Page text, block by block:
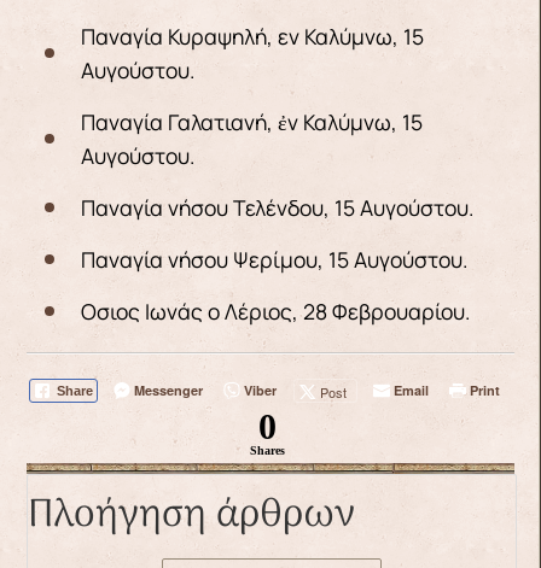
Παναγία Κυραψηλή, εν Καλύμνω, 15
Αυγούστου.
Παναγία Γαλατιανή, ἐν Καλύμνω, 15
Αυγούστου.
Παναγία νήσου Τελένδου, 15 Αυγούστου.
Παναγία νήσου Ψερίμου, 15 Αυγούστου.
Οσιος Ιωνάς ο Λέριος, 28 Φεβρουαρίου.
Share Messenger Viber Post Email Print
0
Shares
Πλοήγηση άρθρων